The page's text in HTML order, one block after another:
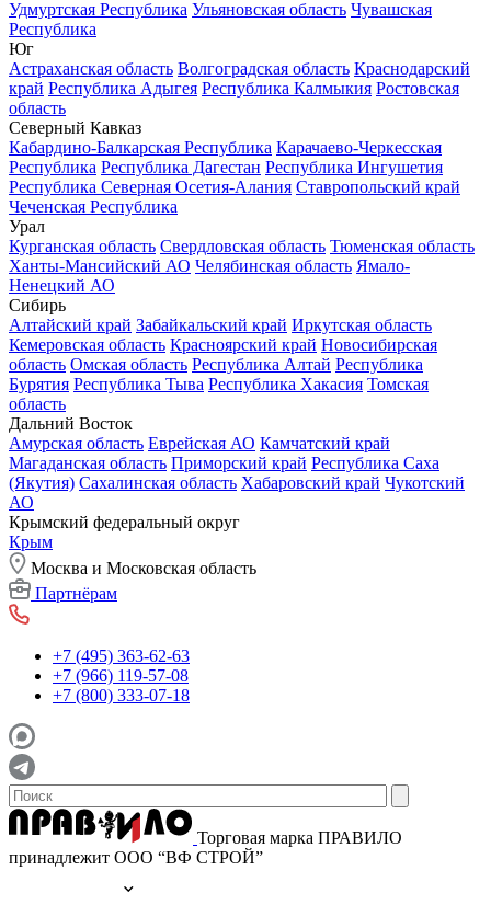
Удмуртская Республика Ульяновская область Чувашская
Республика
Юг
Астраханская область Волгоградская область Краснодарский
край Республика Адыгея Республика Калмыкия Ростовская
область
Северный Кавказ
Кабардино-Балкарская Республика Карачаево-Черкесская
Республика Республика Дагестан Республика Ингушетия
Республика Северная Осетия-Алания Ставропольский край
Чеченская Республика
Урал
Курганская область Свердловская область Тюменская область
Ханты-Мансийский АО Челябинская область Ямало-
Ненецкий АО
Сибирь
Алтайский край Забайкальский край Иркутская область
Кемеровская область Красноярский край Новосибирская
область Омская область Республика Алтай Республика
Бурятия Республика Тыва Республика Хакасия Томская
область
Дальний Восток
Амурская область Еврейская АО Камчатский край
Магаданская область Приморский край Республика Саха
(Якутия) Сахалинская область Хабаровский край Чукотский
АО
Крымский федеральный округ
Крым
Москва и Московская область
Партнёрам
+7 (495) 363-62-63
+7 (966) 119-57-08
+7 (800) 333-07-18
Торговая марка ПРАВИЛО
принадлежит ООО “ВФ СТРОЙ”